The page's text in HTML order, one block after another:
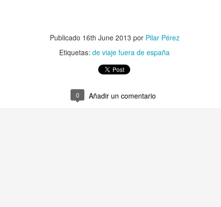
Publicado 16th June 2013 por Pilar Pérez
Etiquetas: de viaje fuera de españa
0 Añadir un comentario
Silencio posbolonio